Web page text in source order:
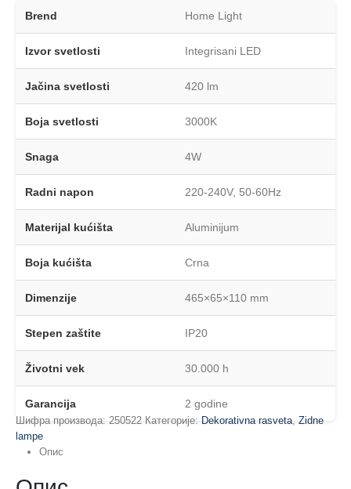
Brend Home Light
Izvor svetlosti Integrisani LED
Jačina svetlosti 420 lm
Boja svetlosti 3000K
Snaga 4W
Radni napon 220-240V, 50-60Hz
Materijal kućišta Aluminijum
Boja kućišta Crna
Dimenzije 465×65×110 mm
Stepen zaštite IP20
Životni vek 30.000 h
Garancija 2 godine
Шифра производа: 250522 Категорије: Dekorativna rasveta, Zidne
lampe
Опис